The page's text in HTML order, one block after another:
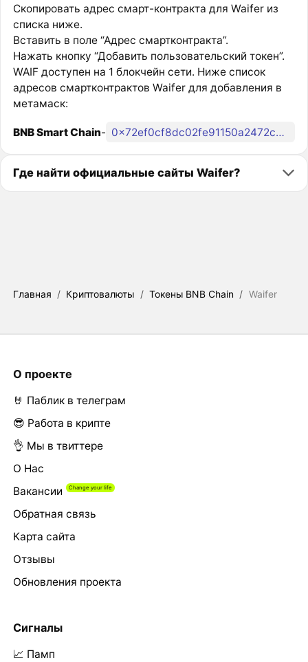
Скопировать адрес смарт-контракта для Waifer из
списка ниже.
Вставить в поле “Адрес смартконтракта”.
Нажать кнопку “Добавить пользовательский токен”.
WAIF доступен на 1 блокчейн сети. Ниже список
адресов смартконтрактов Waifer для добавления в
метамаск:
BNB Smart Chain- 0x72ef0cf8dc02fe91150a2472cc551de929e22fac
Где найти официальные сайты Waifer?
Главная / Криптовалюты / Токены BNB Chain / Waifer
О проекте
🤘 Паблик в телеграм
😎 Работа в крипте
👌 Мы в твиттере
О Нас
Вакансии
Обратная связь
Карта сайта
Отзывы
Обновления проекта
Сигналы
📈 Памп